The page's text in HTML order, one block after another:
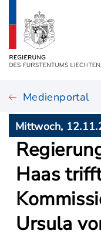
Medienportal
Mittwoch,
Haas
Ursula